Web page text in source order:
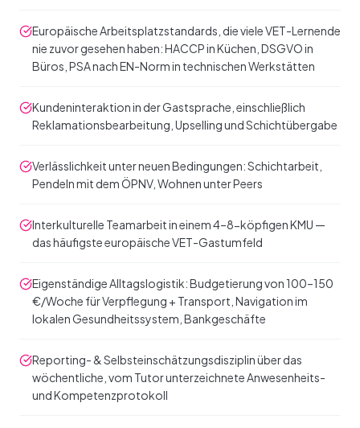
Europäische Arbeitsplatzstandards, die viele VET-Lernende
nie zuvor gesehen haben: HACCP in Küchen, DSGVO in
Büros, PSA nach EN-Norm in technischen Werkstätten
Kundeninteraktion in der Gastsprache, einschließlich
Reklamationsbearbeitung, Upselling und Schichtübergabe
Verlässlichkeit unter neuen Bedingungen: Schichtarbeit,
Pendeln mit dem ÖPNV, Wohnen unter Peers
Interkulturelle Teamarbeit in einem 4–8-köpfigen KMU —
das häufigste europäische VET-Gastumfeld
Eigenständige Alltagslogistik: Budgetierung von 100–150
€/Woche für Verpflegung + Transport, Navigation im
lokalen Gesundheitssystem, Bankgeschäfte
Reporting- & Selbsteinschätzungsdisziplin über das
wöchentliche, vom Tutor unterzeichnete Anwesenheits-
und Kompetenzprotokoll